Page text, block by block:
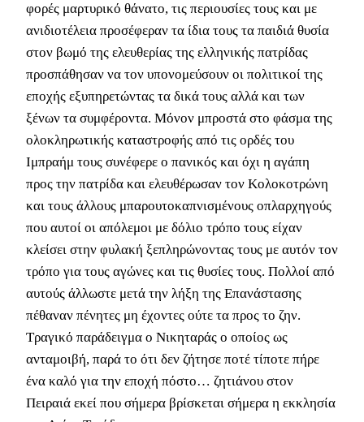
φορές μαρτυρικό θάνατο, τις περιουσίες τους και με
ανιδιοτέλεια προσέφεραν τα ίδια τους τα παιδιά θυσία
στον βωμό της ελευθερίας της ελληνικής πατρίδας
προσπάθησαν να τον υπονομεύσουν οι πολιτικοί της
εποχής εξυπηρετώντας τα δικά τους αλλά και των
ξένων τα συμφέροντα. Μόνον μπροστά στο φάσμα της
ολοκληρωτικής καταστροφής από τις ορδές του
Ιμπραήμ τους συνέφερε ο πανικός και όχι η αγάπη
προς την πατρίδα και ελευθέρωσαν τον Κολοκοτρώνη
και τους άλλους μπαρουτοκαπνισμένους οπλαρχηγούς
που αυτοί οι απόλεμοι με δόλιο τρόπο τους είχαν
κλείσει στην φυλακή ξεπληρώνοντας τους με αυτόν τον
τρόπο για τους αγώνες και τις θυσίες τους. Πολλοί από
αυτούς άλλωστε μετά την λήξη της Επανάστασης
πέθαναν πένητες μη έχοντες ούτε τα προς το ζην.
Τραγικό παράδειγμα ο Νικηταράς ο οποίος ως
ανταμοιβή, παρά το ότι δεν ζήτησε ποτέ τίποτε πήρε
ένα καλό για την εποχή πόστο… ζητιάνου στον
Πειραιά εκεί που σήμερα βρίσκεται σήμερα η εκκλησία